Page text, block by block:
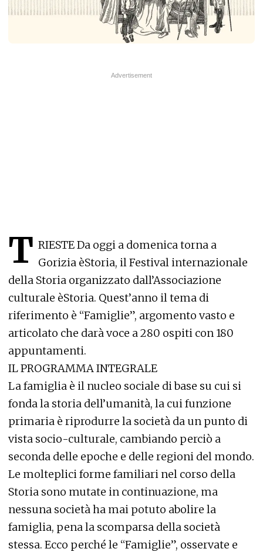
T RIESTE Da oggi a domenica torna a
Gorizia èStoria, il Festival internazionale
della Storia organizzato dall’Associazione
culturale èStoria. Quest’anno il tema di
riferimento è “Famiglie”, argomento vasto e
articolato che darà voce a 280 ospiti con 180
appuntamenti.
IL PROGRAMMA INTEGRALE
La famiglia è il nucleo sociale di base su cui si
fonda la storia dell’umanità, la cui funzione
primaria è riprodurre la società da un punto di
vista socio-culturale, cambiando perciò a
seconda delle epoche e delle regioni del mondo.
Le molteplici forme familiari nel corso della
Storia sono mutate in continuazione, ma
nessuna società ha mai potuto abolire la
famiglia, pena la scomparsa della società
stessa. Ecco perché le “Famiglie”, osservate e